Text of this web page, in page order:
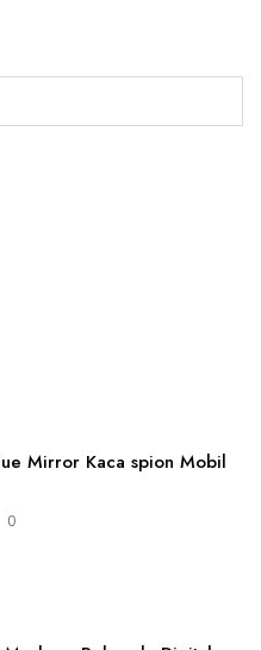
Mirror Kaca spion Mobil
0